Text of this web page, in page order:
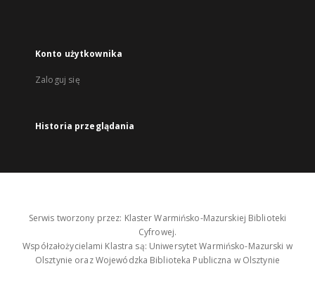
Konto użytkownika
Zaloguj się
Historia przeglądania
Serwis tworzony przez: Klaster Warmińsko-Mazurskiej Biblioteki
Cyfrowej.
Współzałożycielami Klastra są: Uniwersytet Warmińsko-Mazurski w
Olsztynie oraz Wojewódzka Biblioteka Publiczna w Olsztynie